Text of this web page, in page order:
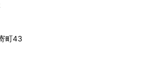
町43